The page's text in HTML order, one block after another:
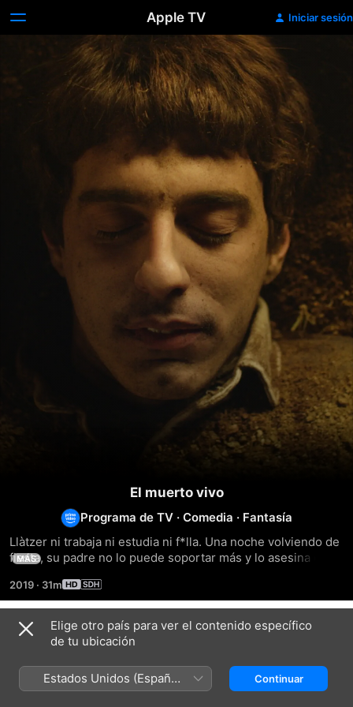
Apple TV Iniciar sesión
El muerto vivo
Programa de TV · Comedia · Fantasía
Llàtzer ni trabaja ni estudia ni f*lla. Una noche volviendo de
fiesta, su padre no lo puede soportar más y lo asesina con
nunca y una gran preocupación: perder la virginidad.
MÁS
2019 · 31m
Temporada 1
Elige otro país para ver el contenido específico
de tu ubicación
Estados Unidos (Español
México)
Continuar